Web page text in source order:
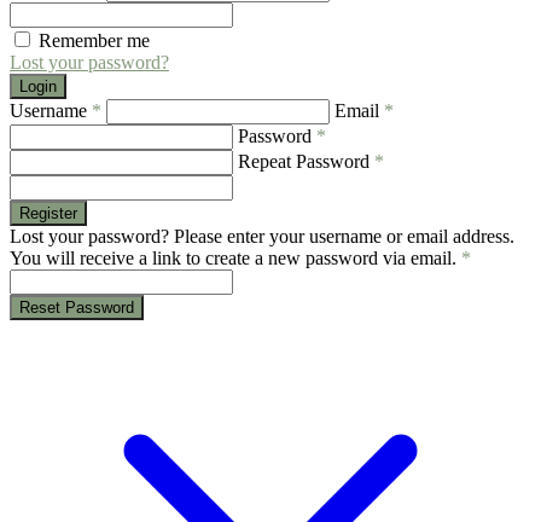
Remember me
Lost your password?
Login
Username * Email *
Password *
Repeat Password *
Register
Lost your password? Please enter your username or email address.
You will receive a link to create a new password via email. *
Reset Password